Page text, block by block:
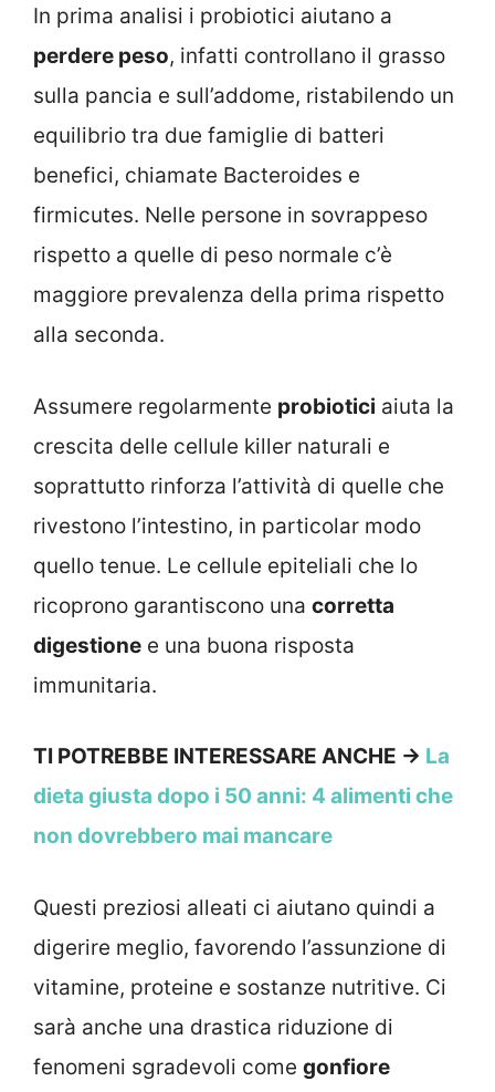
In prima analisi i probiotici aiutano a
perdere peso, infatti controllano il grasso
sulla pancia e sull’addome, ristabilendo un
equilibrio tra due famiglie di batteri
benefici, chiamate Bacteroides e
firmicutes. Nelle persone in sovrappeso
rispetto a quelle di peso normale c’è
maggiore prevalenza della prima rispetto
alla seconda.
Assumere regolarmente probiotici aiuta la
crescita delle cellule killer naturali e
soprattutto rinforza l’attività di quelle che
rivestono l’intestino, in particolar modo
quello tenue. Le cellule epiteliali che lo
ricoprono garantiscono una corretta
digestione e una buona risposta
immunitaria.
TI POTREBBE INTERESSARE ANCHE -> La
dieta giusta dopo i 50 anni: 4 alimenti che
non dovrebbero mai mancare
Questi preziosi alleati ci aiutano quindi a
digerire meglio, favorendo l’assunzione di
vitamine, proteine e sostanze nutritive. Ci
sarà anche una drastica riduzione di
fenomeni sgradevoli come gonfiore